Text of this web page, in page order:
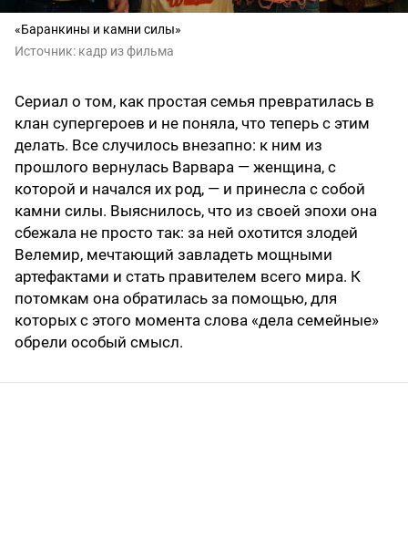
«Баранкины и камни силы»
Источник: кадр из фильма
Сериал о том, как простая семья превратилась в
клан супергероев и не поняла, что теперь с этим
делать. Все случилось внезапно: к ним из
прошлого вернулась Варвара — женщина, с
которой и начался их род, — и принесла с собой
камни силы. Выяснилось, что из своей эпохи она
сбежала не просто так: за ней охотится злодей
Велемир, мечтающий завладеть мощными
артефактами и стать правителем всего мира. К
потомкам она обратилась за помощью, для
которых с этого момента слова «дела семейные»
обрели особый смысл.